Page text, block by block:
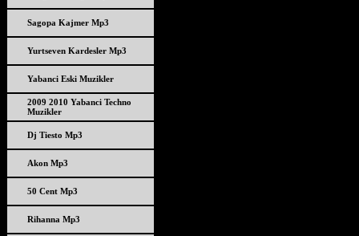
Sagopa Kajmer Mp3
Yurtseven Kardesler Mp3
Yabanci Eski Muzikler
2009 2010 Yabanci Techno
Muzikler
Dj Tiesto Mp3
Akon Mp3
50 Cent Mp3
Rihanna Mp3